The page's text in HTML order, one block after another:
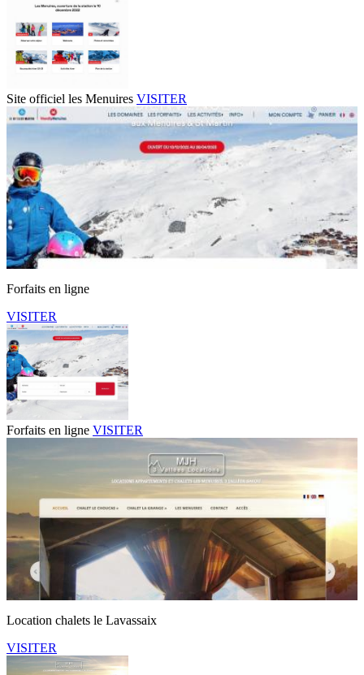
Site officiel les Menuires VISITER
Forfaits en ligne
VISITER
Forfaits en ligne VISITER
Location chalets le Lavassaix
VISITER